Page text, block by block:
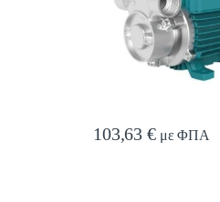
103,63€με ΦΠΑ